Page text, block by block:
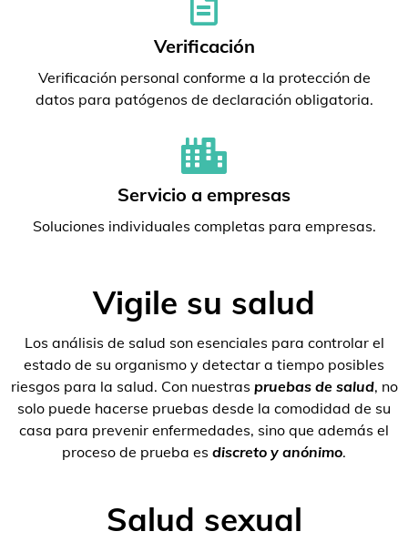
Verificación
Verificación personal conforme a la protección de
datos para patógenos de declaración obligatoria.
Servicio a empresas
Soluciones individuales completas para empresas.
Vigile su salud
Los análisis de salud son esenciales para controlar el
estado de su organismo y detectar a tiempo posibles
riesgos para la salud. Con nuestras pruebas de salud, no
solo puede hacerse pruebas desde la comodidad de su
casa para prevenir enfermedades, sino que además el
proceso de prueba es discreto y anónimo.
Salud sexual